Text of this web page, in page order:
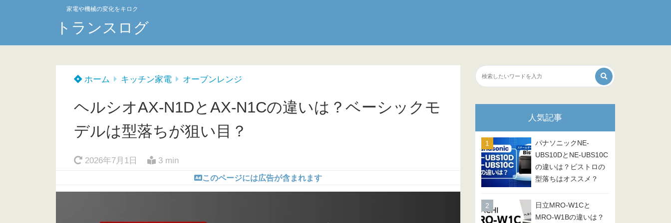
家電や機械の変化をキロク
トランスログ
ホーム キッチン家電 オーブンレンジ
ヘルシオAX-N1DとAX-N1Cの違いは？ベーシックモ
デルは型落ちが狙い目？
2026年7月1日 3 min
人気記事
パナソニックNE-
UBS10DとNE-UBS10C
の違いは？ビストロの
型落ちはオススメ？
日立MRO-W1Cと
MRO-W1Bの違いは？